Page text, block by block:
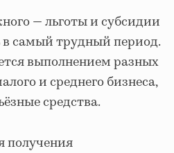
— льготы и субсидии
самый трудный период.
выполнением разных
и среднего бизнеса,
средства.
получения